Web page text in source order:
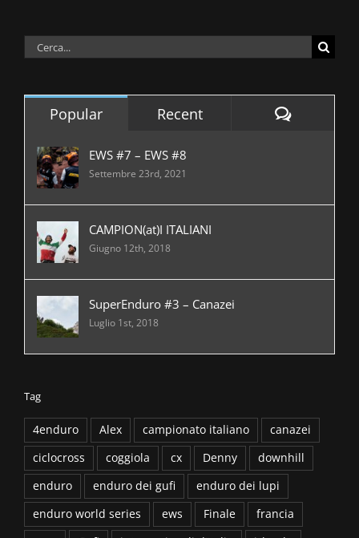
Cerca
Popular Recent
EWS #7 – EWS #8
Settembre 23rd, 2021
CAMPION(at)I ITALIANI
Giugno 12th, 2018
SuperEnduro #3 – Canazei
Luglio 1st, 2018
Tag
4enduro Alex campionato italiano
canazei
ciclocross
coggiola cx Denny
downhill
enduro
enduro dei gufi
enduro dei lupi
enduro world series
ews Finale
francia